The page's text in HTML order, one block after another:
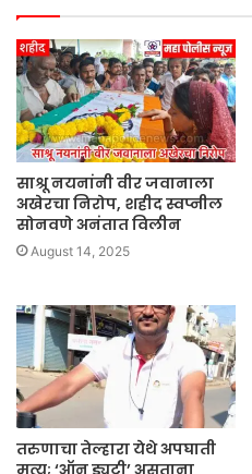
साश्रू नयनांनी वीर जवानाला
अखेरचा निरोप, शहीद स्वप्नील
सोनवणे अनंतात विलीन
August 14, 2025
तरुणाचा तेल्हारा येथे अपघाती